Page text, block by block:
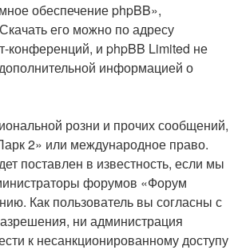
обеспечение phpBB»,
его можно по адресу
конференций, и phpBB Limited не
информацией о
розни и прочих сообщений,
2» или международное право.
поставлен в известность, если мы
форумов «Форум
Как пользователь вы согласны с
ни администрация
к несанкционированному доступу